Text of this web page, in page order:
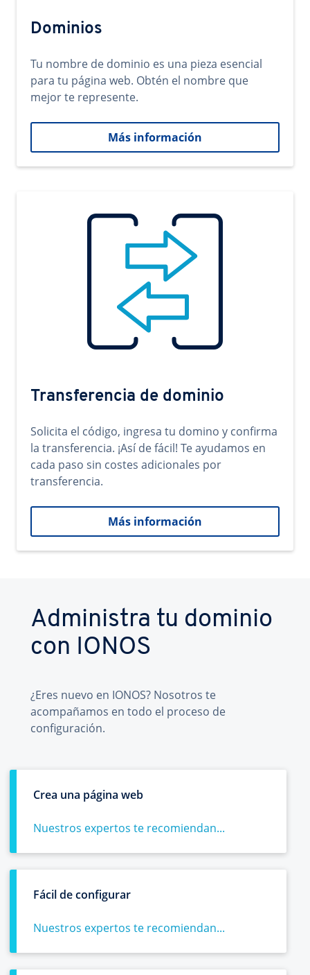
Dominios
Tu nombre de dominio es una pieza esencial
para tu página web. Obtén el nombre que
mejor te represente.
Más información
Transferencia de dominio
Solicita el código, ingresa tu domino y confirma
la transferencia. ¡Así de fácil! Te ayudamos en
cada paso sin costes adicionales por
transferencia.
Más información
Administra tu dominio
con IONOS
¿Eres nuevo en IONOS? Nosotros te
acompañamos en todo el proceso de
configuración.
Crea una página web
Nuestros expertos te recomiendan...
Fácil de configurar
Nuestros expertos te recomiendan...